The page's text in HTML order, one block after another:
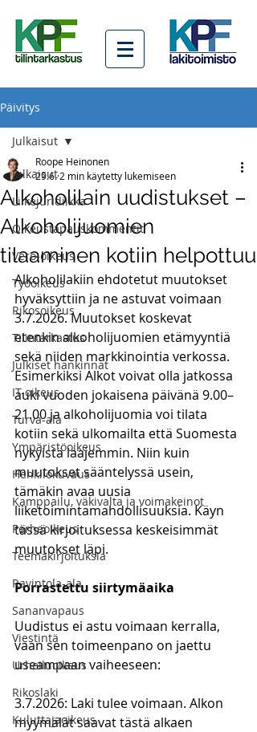
Päivitys
Julkaisut
Liikejuridiikka
Oikeustapauskommentit
Vero-oikeus
Työoikeus
Rikosoikeus
Tilintarkastus
Julkiset hankinnat
IT-oikeus
Turva-ala
Ympäristöoikeus
Henkilökuvaus
Kamppailu, väkivalta ja voimakeinot
Perheoikeus
Teemakirjoituksia
Ravintola-ala
Sananvapaus
Viestintä
Urheiluoikeus
Rikoslaki
Kuluttajaoikeus
Julkaisut
Alkoholilain uudistukset –
Alkoholijuomien
tilaaminen kotiin helpottuu
Roope Heinonen
29.6. 2 min käytetty lukemiseen
Alkoholilakiin ehdotetut muutokset
hyväksyttiin ja ne astuvat voimaan
3.7.2026. Muutokset koskevat
etenkin alkoholijuomien etämyyntiä
sekä niiden markkinointia verkossa.
Esimerkiksi Alkot voivat olla jatkossa
auki vuoden jokaisena päivänä 9.00–
21.00 ja alkoholijuomia voi tilata
kotiin sekä ulkomailta että Suomesta
nykyistä laajemmin. Niin kuin
muutokset sääntelyssä usein,
tämäkin avaa uusia
liiketoimintamahdollisuuksia. Käyn
tässä kirjoituksessa keskeisimmät
muutokset läpi.
Porrastettu siirtymäaika
Uudistus ei astu voimaan kerralla,
vaan sen toimeenpano on jaettu
useampaan vaiheeseen:
3.7.2026: Laki tulee voimaan. Alkon
myymälät saavat tästä alkaen